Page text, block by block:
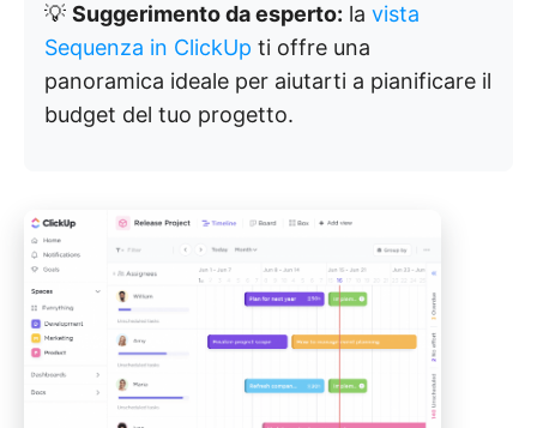
💡 Suggerimento da esperto: la vista
Sequenza in ClickUp ti offre una
panoramica ideale per aiutarti a pianificare il
budget del tuo progetto.